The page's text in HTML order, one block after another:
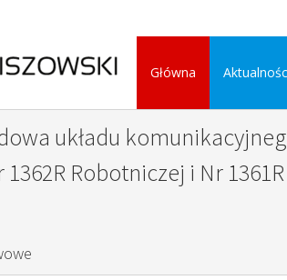
Główna
układu
Robotniczej i Nr 1361R